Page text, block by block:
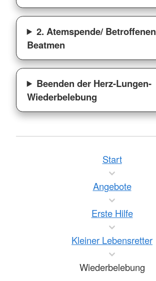
2. Atemspende/ Betroffenen
Beatmen
Beenden der Herz-Lungen-
Wiederbelebung
Start
Angebote
Erste Hilfe
Kleiner Lebensretter
Wiederbelebung